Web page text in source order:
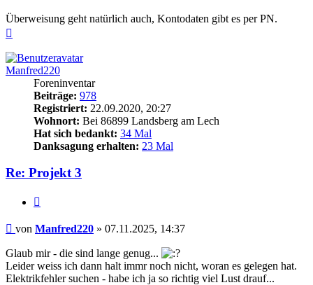
Überweisung geht natürlich auch, Kontodaten gibt es per PN.
Manfred220
Foreninventar
Beiträge: 978
Registriert: 22.09.2020, 20:27
Wohnort: Bei 86899 Landsberg am Lech
Hat sich bedankt: 34 Mal
Danksagung erhalten: 23 Mal
Re: Projekt 3
Beitrag
von Manfred220 » 07.11.2025, 14:37
Glaub mir - die sind lange genug...
Leider weiss ich dann halt immr noch nicht, woran es gelegen hat.
Elektrikfehler suchen - habe ich ja so richtig viel Lust drauf...